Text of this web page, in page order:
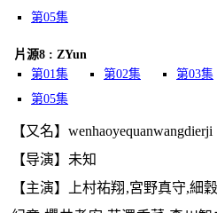
第05集
片源8 : ZYun
第01集
第02集 第03集
第05集
【又名】wenhaoyequanwangdierji
【导演】未知
【主演】上村祐翔,宮野真守,細